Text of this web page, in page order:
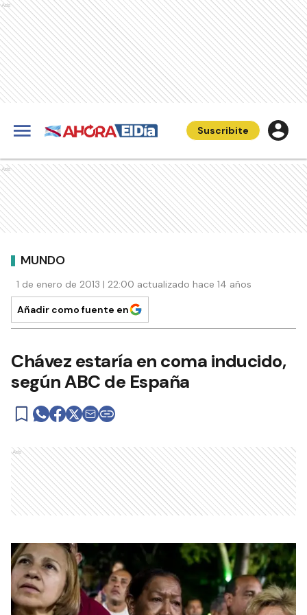
Ads
Suscribite
Ads
MUNDO
1 de enero de 2013 | 22:00 actualizado hace 14 años
Añadir como fuente en
Chávez estaría en coma inducido,
según ABC de España
Ads